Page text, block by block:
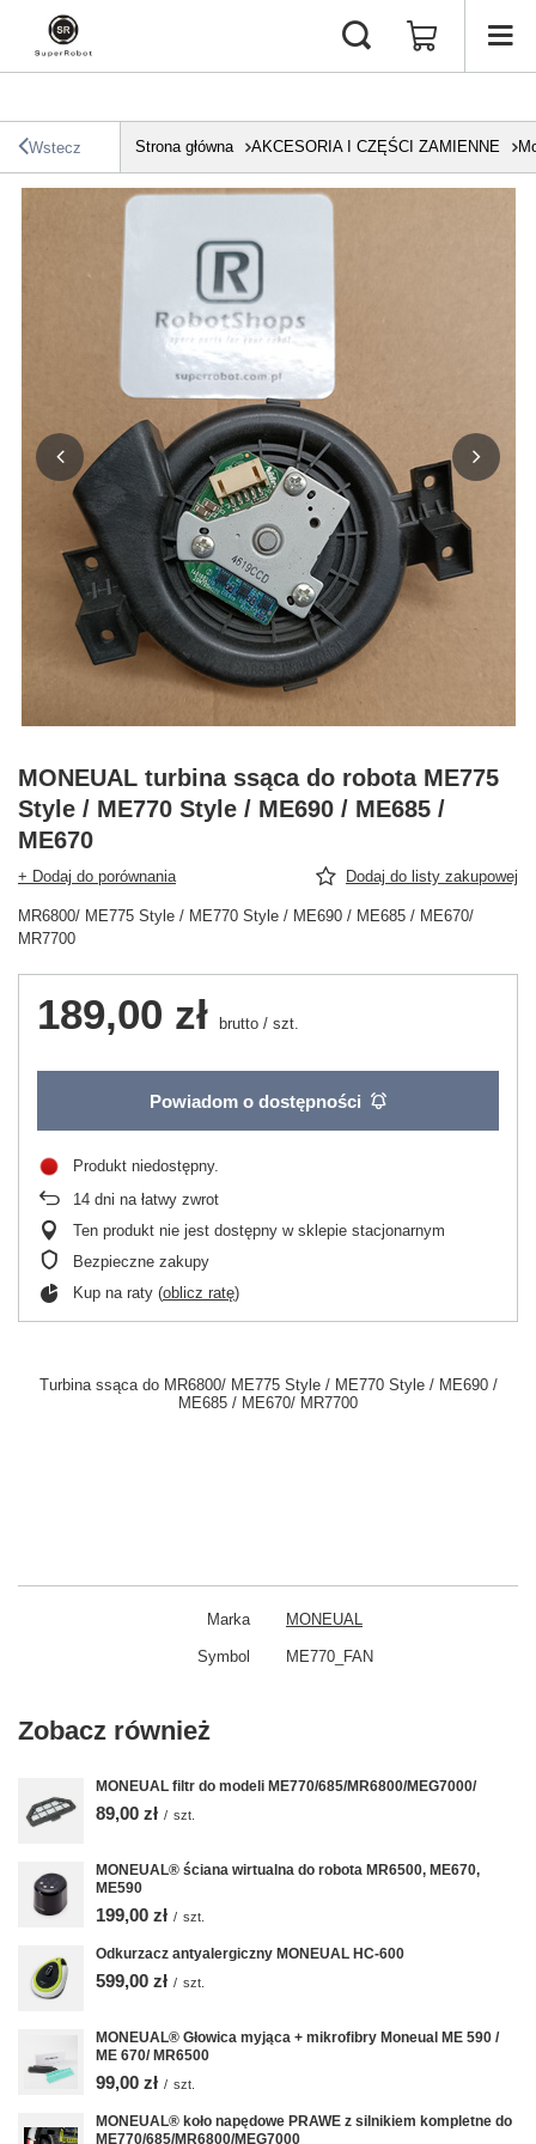
Wstecz Strona główna AKCESORIA I CZĘŚCI ZAMIENNE
MONEUAL turbina ssąca do robota ME775
Style / ME770 Style / ME690 / ME685 /
ME670
+ Dodaj do porównania Dodaj do listy zakupowej
MR6800/ ME775 Style / ME770 Style / ME690 / ME685 / ME670/
MR7700
189,00 zł brutto / szt.
Powiadom o dostępności
Produkt niedostępny
14 dni na łatwy zwrot
Ten produkt nie jest dostępny w sklepie stacjonarnym
Bezpieczne zakupy
Kup na raty (oblicz ratę)
Turbina ssąca do MR6800/ ME775 Style / ME770 Style / ME690 /
ME685 / ME670/ MR7700
Marka MONEUAL
Symbol ME770_FAN
Zobacz również
MONEUAL filtr do modeli ME770/685/MR6800/MEG7000/
89,00 zł / szt.
MONEUAL® ściana wirtualna do robota MR6500, ME670,
ME590
199,00 zł / szt.
Odkurzacz antyalergiczny MONEUAL HC-600
599,00 zł / szt.
MONEUAL® Głowica myjąca + mikrofibry Moneual ME 590 /
ME 670/ MR6500
99,00 zł / szt.
MONEUAL® koło napędowe PRAWE z silnikiem kompletne do
ME770/685/MR6800/MEG7000